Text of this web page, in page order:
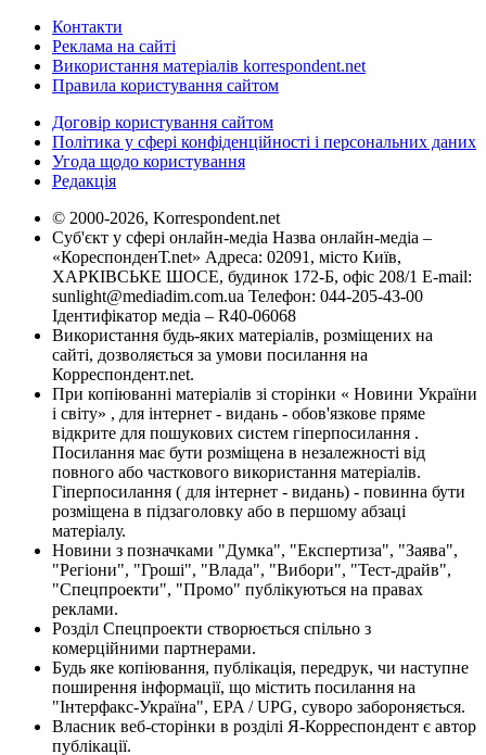
Контакти
Реклама на сайті
Використання матеріалів korrespondent.net
Правила користування сайтом
Договір користування сайтом
Політика у сфері конфіденційності і персональних даних
Угода щодо користування
Редакція
© 2000-2026, Korrespondent.net
Суб'єкт у сфері онлайн-медіа Назва онлайн-медіа –
«КореспонденТ.net» Адреса: 02091, місто Київ,
ХАРКІВСЬКЕ ШОСЕ, будинок 172-Б, офіс 208/1 E-mail:
sunlight@mediadim.com.ua Телефон: 044-205-43-00
Ідентифікатор медіа – R40-06068
Використання будь-яких матеріалів, розміщених на
сайті, дозволяється за умови посилання на
Корреспондент.net.
При копіюванні матеріалів зі сторінки « Новини України
і світу» , для інтернет - видань - обов'язкове пряме
відкрите для пошукових систем гіперпосилання .
Посилання має бути розміщена в незалежності від
повного або часткового використання матеріалів.
Гіперпосилання ( для інтернет - видань) - повинна бути
розміщена в підзаголовку або в першому абзаці
матеріалу.
Новини з позначками "Думка", "Експертиза", "Заява",
"Регіони", "Гроші", "Влада", "Вибори", "Тест-драйв",
"Спецпроекти", "Промо" публікуються на правах
реклами.
Розділ Спецпроекти створюється спільно з
комерційними партнерами.
Будь яке копіювання, публікація, передрук, чи наступне
поширення інформації, що містить посилання на
"Інтерфакс-Україна", EPA / UPG, суворо забороняється.
Власник веб-сторінки в розділі Я-Корреспондент є автор
публікації.